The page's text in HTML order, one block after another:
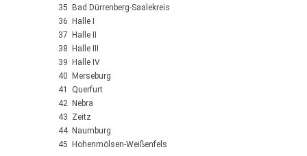
35 Bad Dürrenberg-Saalekreis
36 Halle I
37 Halle II
38 Halle III
39 Halle IV
40 Merseburg
41 Querfurt
42 Nebra
43 Zeitz
44 Naumburg
45 Hohenmölsen-Weißenfels